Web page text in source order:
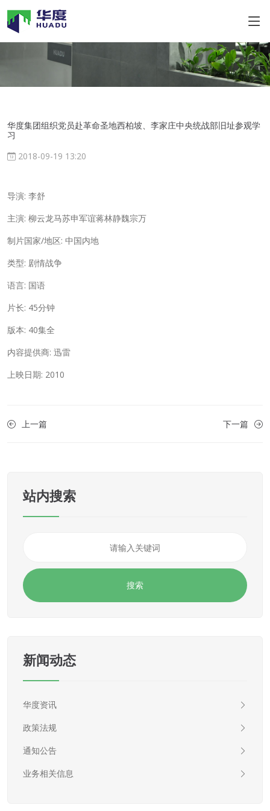
华度集团组织党员赴革命圣地西柏坡、李家庄中央统战部旧址参观学
习
2018-09-19 13:20
导演: 李舒
主演: 柳云龙马苏申军谊蒋林静魏宗万
制片国家/地区: 中国内地
类型: 剧情战争
语言: 国语
片长: 45分钟
版本: 40集全
内容提供商: 迅雷
上映日期: 2010
上一篇 下一篇
站内搜索
新闻动态
华度资讯
政策法规
通知公告
业务相关信息